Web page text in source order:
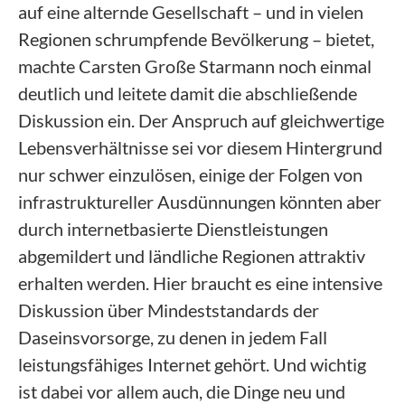
auf eine alternde Gesellschaft – und in vielen
Regionen schrumpfende Bevölkerung – bietet,
machte Carsten Große Starmann noch einmal
deutlich und leitete damit die abschließende
Diskussion ein. Der Anspruch auf gleichwertige
Lebensverhältnisse sei vor diesem Hintergrund
nur schwer einzulösen, einige der Folgen von
infrastruktureller Ausdünnungen könnten aber
durch internetbasierte Dienstleistungen
abgemildert und ländliche Regionen attraktiv
erhalten werden. Hier braucht es eine intensive
Diskussion über Mindeststandards der
Daseinsvorsorge, zu denen in jedem Fall
leistungsfähiges Internet gehört. Und wichtig
ist dabei vor allem auch, die Dinge neu und